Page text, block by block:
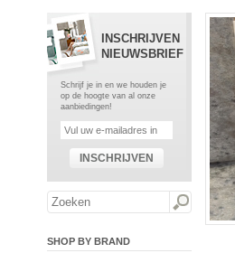
INSCHRIJVEN
NIEUWSBRIEF
Schrijf je in en we houden je
op de hoogte van al onze
aanbiedingen!
INSCHRIJVEN
SHOP BY BRAND